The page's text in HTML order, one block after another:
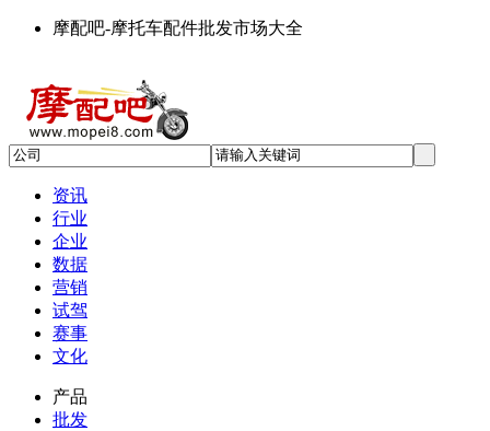
摩配吧-摩托车配件批发市场大全
资讯
行业
企业
数据
营销
试驾
赛事
文化
产品
批发